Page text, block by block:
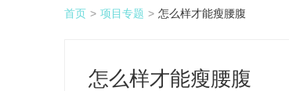
首页 > 项目专题 > 怎么样才能瘦腰腹
怎么样才能瘦腰腹